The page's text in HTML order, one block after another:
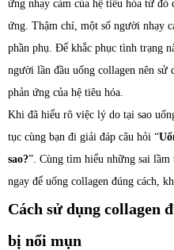
ứng nhạy cảm của hệ tiêu hóa từ
ứng. Thậm chí, một số người nhạy
phần phụ. Để khắc phục tình trạng
người lần đầu uống collagen nên
phản ứng của hệ tiêu hóa.
Khi đã hiểu rõ việc lý do tại sao
tục cùng bạn đi giải đáp câu hỏi “
sao?”. Cùng tìm hiểu những sai
ngay để uống collagen đúng cách,
Cách sử dụng collagen
bị nổi mụn